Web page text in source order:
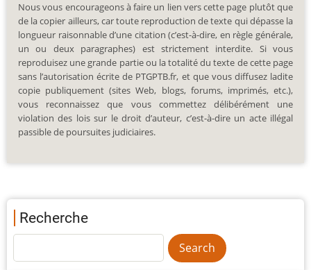
Nous vous encourageons à faire un lien vers cette page plutôt que
de la copier ailleurs, car toute reproduction de texte qui dépasse la
longueur raisonnable d’une citation (c’est-à-dire, en règle générale,
un ou deux paragraphes) est strictement interdite. Si vous
reproduisez une grande partie ou la totalité du texte de cette page
sans l’autorisation écrite de PTGPTB.fr, et que vous diffusez ladite
copie publiquement (sites Web, blogs, forums, imprimés, etc.),
vous reconnaissez que vous commettez délibérément une
violation des lois sur le droit d’auteur, c’est-à-dire un acte illégal
passible de poursuites judiciaires.
Recherche